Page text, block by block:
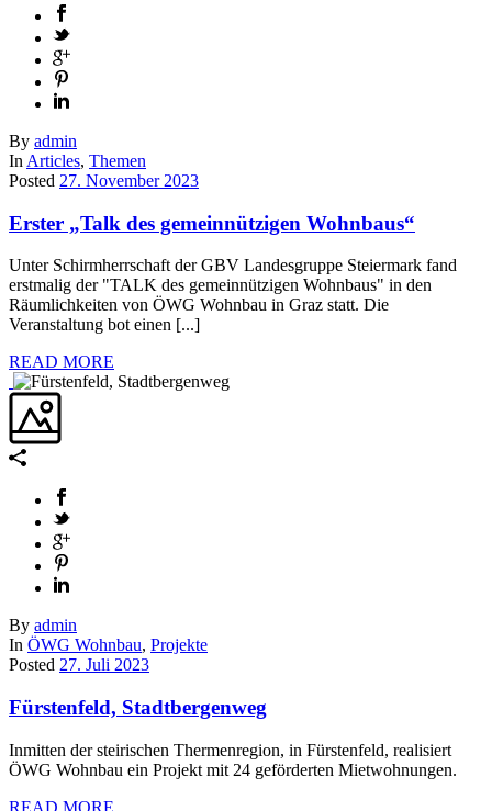
By admin
In Articles, Themen
Posted 27. November 2023
Erster „Talk des gemeinnützigen Wohnbaus“
Unter Schirmherrschaft der GBV Landesgruppe Steiermark fand
erstmalig der "TALK des gemeinnützigen Wohnbaus" in den
Räumlichkeiten von ÖWG Wohnbau in Graz statt. Die
Veranstaltung bot einen [...]
READ MORE
By admin
In ÖWG Wohnbau, Projekte
Posted 27. Juli 2023
Fürstenfeld, Stadtbergenweg
Inmitten der steirischen Thermenregion, in Fürstenfeld, realisiert
ÖWG Wohnbau ein Projekt mit 24 geförderten Mietwohnungen.
READ MORE